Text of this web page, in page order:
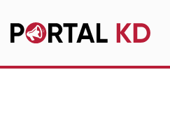
Pular